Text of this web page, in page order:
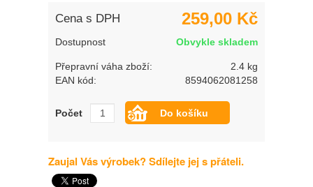
Cena s DPH 259,00 Kč
Dostupnost Obvykle skladem
Přepravní váha zboží:
2.4 kg
EAN kód:
8594062081258
Počet
Zaujal Vás výrobek? Sdílejte jej s přáteli.